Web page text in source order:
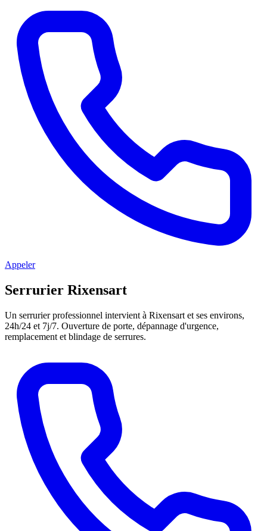
Appeler
Serrurier Rixensart
Un serrurier professionnel intervient à Rixensart et ses environs,
24h/24 et 7j/7. Ouverture de porte, dépannage d'urgence,
remplacement et blindage de serrures.